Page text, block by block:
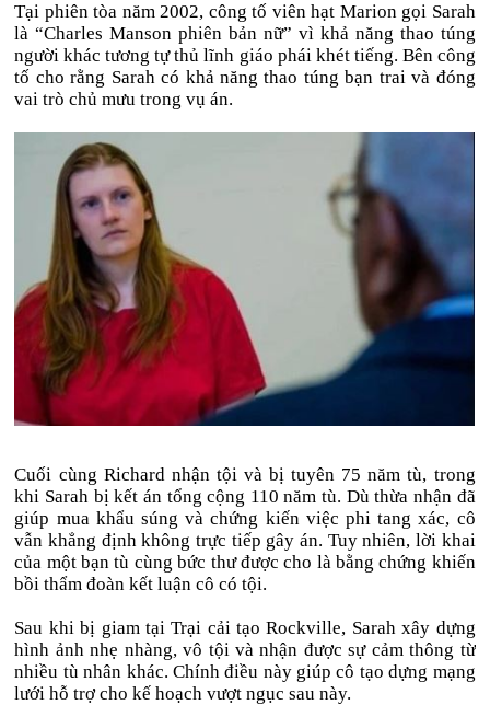
Tại phiên tòa năm 2002, công tố viên hạt Marion gọi Sarah
là “Charles Manson phiên bản nữ” vì khả năng thao túng
người khác tương tự thủ lĩnh giáo phái khét tiếng. Bên công
tố cho rằng Sarah có khả năng thao túng bạn trai và đóng
vai trò chủ mưu trong vụ án.
Cuối cùng Richard nhận tội và bị tuyên 75 năm tù, trong
khi Sarah bị kết án tổng cộng 110 năm tù. Dù thừa nhận đã
giúp mua khẩu súng và chứng kiến việc phi tang xác, cô
vẫn khẳng định không trực tiếp gây án. Tuy nhiên, lời khai
của một bạn tù cùng bức thư được cho là bằng chứng khiến
bồi thẩm đoàn kết luận cô có tội.
Sau khi bị giam tại Trại cải tạo Rockville, Sarah xây dựng
hình ảnh nhẹ nhàng, vô tội và nhận được sự cảm thông từ
nhiều tù nhân khác. Chính điều này giúp cô tạo dựng mạng
lưới hỗ trợ cho kế hoạch vượt ngục sau này.